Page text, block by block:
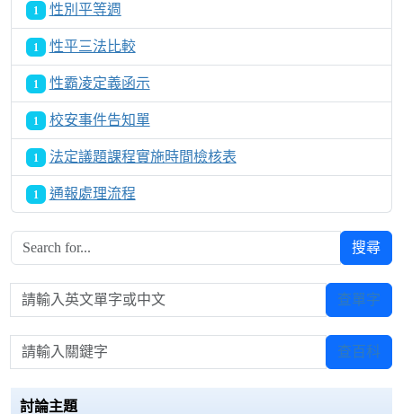
1 性別平等週
1 性平三法比較
1 性霸凌定義函示
1 校安事件告知單
1 法定議題課程實施時間檢核表
1 通報處理流程
搜尋
請輸入英文單字或中文 查單字
請輸入關鍵字 查百科
討論主題